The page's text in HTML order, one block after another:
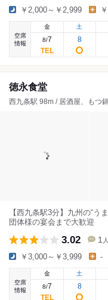
￥2,000～￥2,999
空席
情報
金
8/7
土
8
徳永食堂
西九条駅 98m / 居酒屋、もつ
【西九条駅3分】九州の“う
団体様の宴会まで大歓迎
3.02 1 人
￥3,000～￥3,999 -
空席
情報
金
8/7
土
8